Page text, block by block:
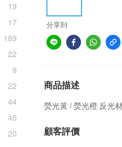
19
17
189
22
9
22
44
45
20
分享到
商品描述
熒光黃 / 熒光橙 反光
顧客評價